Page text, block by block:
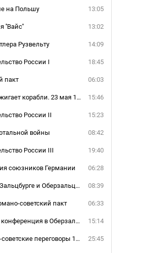
13:05
на Польшу
13:02
''Вайс''
14:09
Рузвельту
18:45
России I
06:03
пакт
15:46
00079 Гитлер сжигает корабли. 23 мая 1939 года
15:23
России II
08:42
войны
19:40
России III
06:28
союзников Германии
08:39
00084 Чиано в Зальцбурге и Оберзальцберге 11,12,13 августа
06:33
советский пакт
15:14
00086 Военная конференция в Оберзальцберге 14 августа
25:45
00087 Германо-советские переговоры 15-21 августа 1939 года